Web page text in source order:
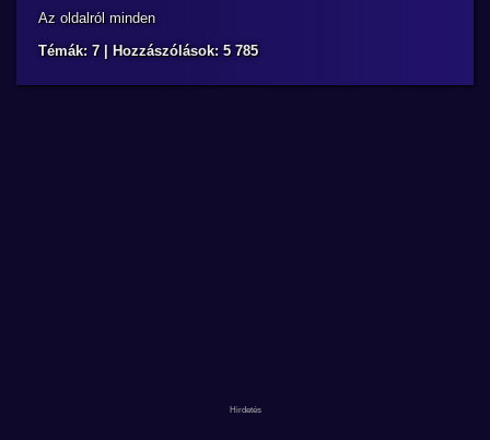
Az oldalról minden
Témák: 7 | Hozzászólások: 5 785